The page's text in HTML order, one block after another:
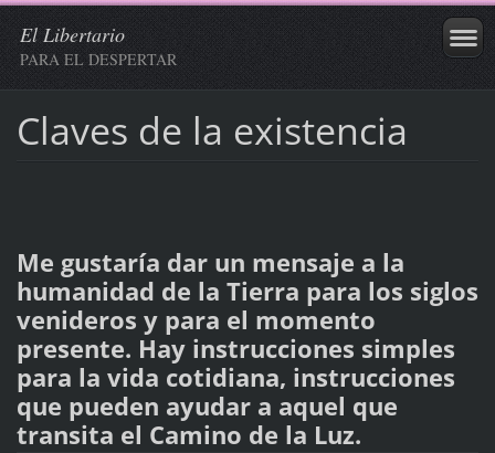
El Libertario
PARA EL DESPERTAR
Claves de la existencia
Me gustaría dar un mensaje a la
humanidad de la Tierra para los siglos
venideros y para el momento
presente. Hay instrucciones simples
para la vida cotidiana, instrucciones
que pueden ayudar a aquel que
transita el Camino de la Luz.